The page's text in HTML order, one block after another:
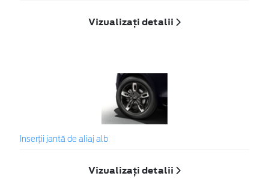
Vizualizați detalii
Inserţii jantă de aliaj alb
Vizualizați detalii